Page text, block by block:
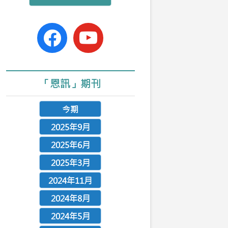
facebook-
official
youtube
「恩訊」期刊
今期
2025年9月
2025年6月
2025年3月
2024年11月
2024年8月
2024年5月